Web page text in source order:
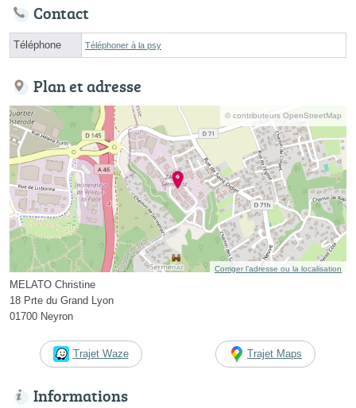
Contact
Téléphone Téléphoner à la psy
Plan et adresse
© contributeurs OpenStreetMap
Corriger l’adresse ou la localisation
MELATO Christine
18 Prte du Grand Lyon
01700 Neyron
Trajet Waze Trajet Maps
Informations